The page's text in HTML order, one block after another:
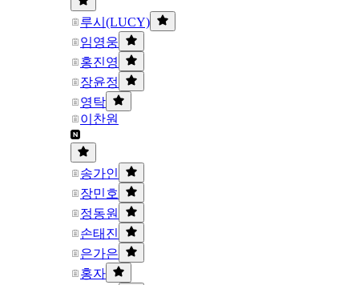
루시(LUCY)
임영웅
홍진영
장윤정
영탁
이찬원
송가인
장민호
정동원
손태진
은가은
홍자